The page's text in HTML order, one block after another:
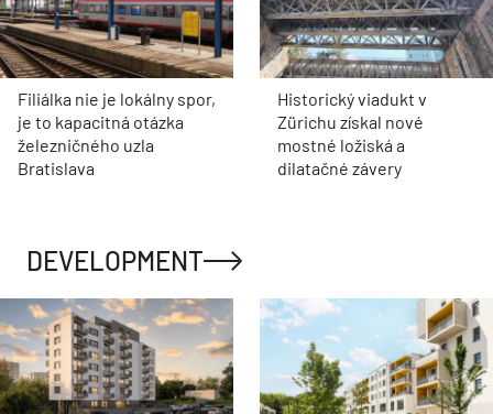
Filiálka nie je lokálny spor,
je to kapacitná otázka
železničného uzla
Bratislava
Historický viadukt v
Zürichu získal nové
mostné ložiská a
dilatačné závery
DEVELOPMENT